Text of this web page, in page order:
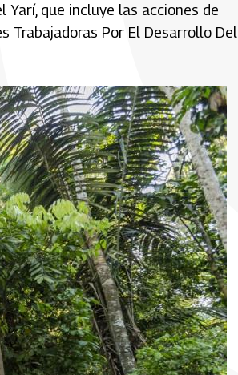
que incluye las acciones de
Trabajadoras Por El Desarrollo Del